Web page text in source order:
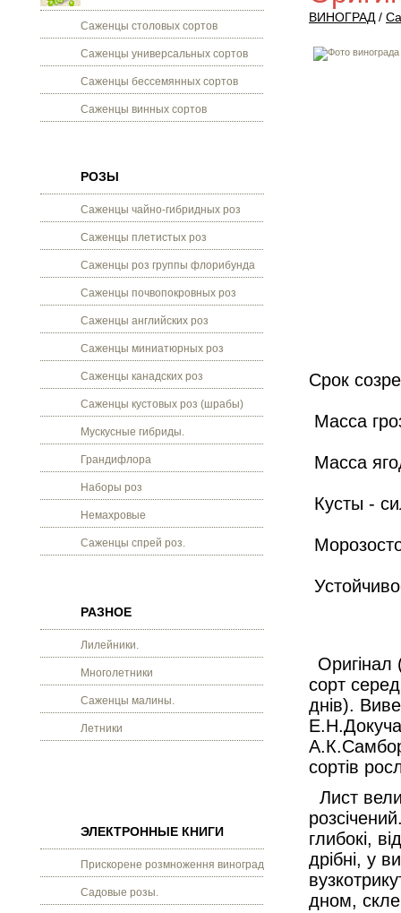
Саженцы столовых сортов
Саженцы универсальных сортов
Саженцы бессемянных сортов
Саженцы винных сортов
РОЗЫ
Саженцы чайно-гибридных роз
Саженцы плетистых роз
Саженцы роз группы флорибунда
Саженцы почвопокровных роз
Саженцы английских роз
Саженцы миниатюрных роз
Саженцы канадских роз
Саженцы кустовых роз (шрабы)
Мускусные гибриды.
Грандифлора
Наборы роз
Немахровые
Саженцы спрей роз.
РАЗНОЕ
Лилейники.
Многолетники
Саженцы малины.
Летники
ЭЛЕКТРОННЫЕ КНИГИ
Прискорене розмноження винограду.
Садовые розы.
ВИНОГРАД /
Срок
Масса
Масса
Кусты -
Оригінал
сорт
днів).
сортів
Лист
глибокі,
дрібні, у
дном,